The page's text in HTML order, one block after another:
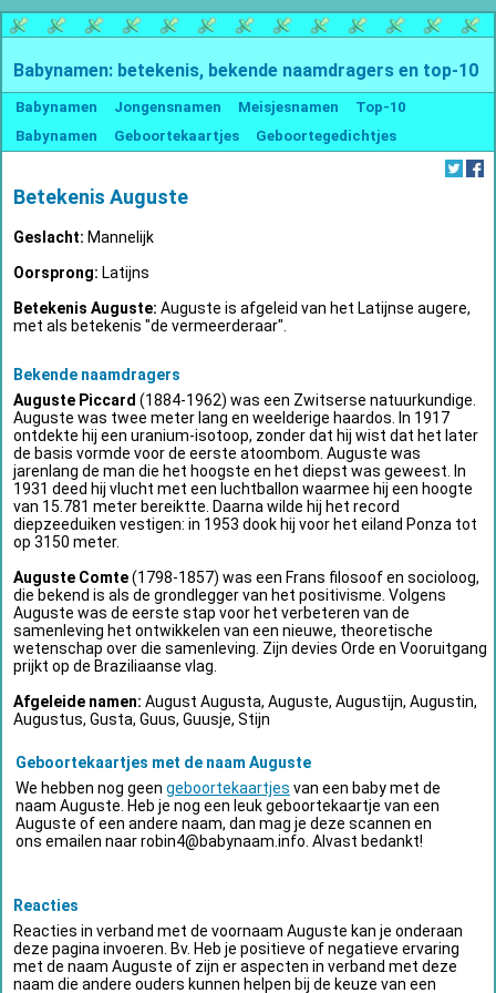
Babynamen: betekenis, bekende naamdragers en top-10
Babynamen Jongensnamen Meisjesnamen
Top-10
Babynamen
Geboortekaartjes Geboortegedichtjes
Betekenis Auguste
Geslacht: Mannelijk
Oorsprong: Latijns
Betekenis Auguste: Auguste is afgeleid van het Latijnse augere,
met als betekenis "de vermeerderaar".
Bekende naamdragers
Auguste Piccard (1884-1962) was een Zwitserse natuurkundige.
Auguste was twee meter lang en weelderige haardos. In 1917
ontdekte hij een uranium-isotoop, zonder dat hij wist dat het later
de basis vormde voor de eerste atoombom. Auguste was
jarenlang de man die het hoogste en het diepst was geweest. In
1931 deed hij vlucht met een luchtballon waarmee hij een hoogte
van 15.781 meter bereiktte. Daarna wilde hij het record
diepzeeduiken vestigen: in 1953 dook hij voor het eiland Ponza tot
op 3150 meter.
Auguste Comte(1798-1857) was een Frans filosoof en socioloog,
die bekend is als de grondlegger van het positivisme. Volgens
Auguste was de eerste stap voor het verbeteren van de
samenleving het ontwikkelen van een nieuwe, theoretische
wetenschap over die samenleving. Zijn devies Orde en Vooruitgang
prijkt op de Braziliaanse vlag.
Afgeleide namen: August Augusta, Auguste, Augustijn, Augustin,
Augustus, Gusta, Guus, Guusje, Stijn
Geboortekaartjes met de naam Auguste
We hebben nog geen geboortekaartjes van een baby met de
naam Auguste. Heb je nog een leuk geboortekaartje van een
Auguste of een andere naam, dan mag je deze scannen en
ons emailen naarrobin4@babynaam.info . Alvast bedankt!
Reacties
Reacties in verband met de voornaam Auguste kan je onderaan
deze pagina invoeren. Bv. Heb je positieve of negatieve ervaring
met de naam Auguste of zijn er aspecten in verband met deze
naam die andere ouders kunnen helpen bij de keuze van een